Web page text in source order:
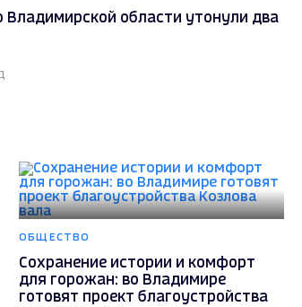
Владимирской области утонули два
ОБЩЕСТВО
Сохранение истории и комфорт
для горожан: во Владимире
готовят проект благоустройства